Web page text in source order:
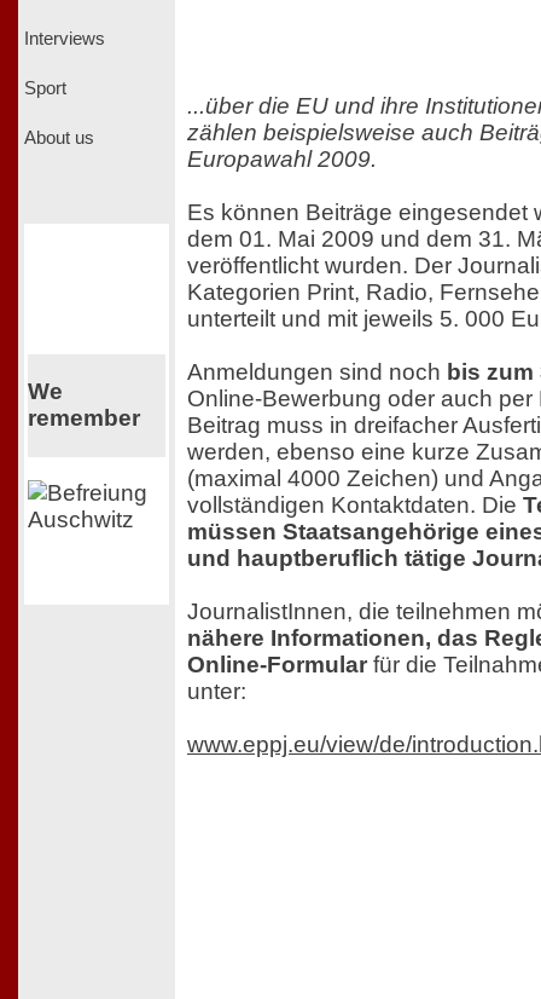
Interviews
Sport
About us
We
remember
...über die EU und ihre
zählen beispielsweise auch
Europawahl 2009.
Es können Beiträge eingesendet
dem 01. Mai 2009 und dem 31.
veröffentlicht wurden. Der
Kategorien Print, Radio,
unterteilt und mit jeweils 5. 000
Anmeldungen sind noch bis zum
Online-Bewerbung oder auch
Beitrag muss in dreifacher
werden, ebenso eine kurze
(maximal 4000 Zeichen) und
vollständigen Kontaktdaten. Die
müssen Staatsangehörige
und hauptberuflich tätige
JournalistInnen, die teilnehmen
nähere Informationen, das
Online-Formular für die
unter:
www.eppj.eu/view/de/